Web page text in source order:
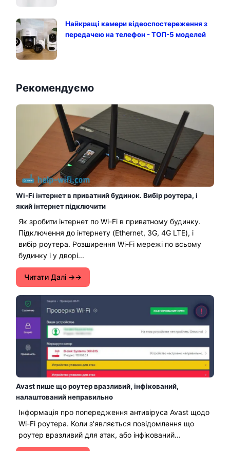
Найкращі камери відеоспостереження з
передачею на телефон - ТОП-5 моделей
Рекомендуємо
Wi-Fi інтернет в приватний будинок. Вибір роутера, і
який інтернет підключити
Як зробити інтернет по Wi-Fi в приватному будинку.
Підключення до інтернету (Ethernet, 3G, 4G LTE), і
вибір роутера. Розширення Wi-Fi мережі по всьому
будинку і у дворі...
Читати Далі →
Avast пише що роутер вразливий, інфікований,
налаштований неправильно
Інформація про попередження антивіруса Avast щодо
Wi-Fi роутера. Коли з'являється повідомлення що
роутер вразливий для атак, або інфікований...